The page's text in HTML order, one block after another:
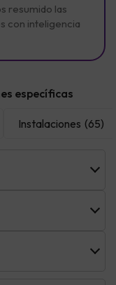
resumido las
con inteligencia
específicas
Instalaciones (65)